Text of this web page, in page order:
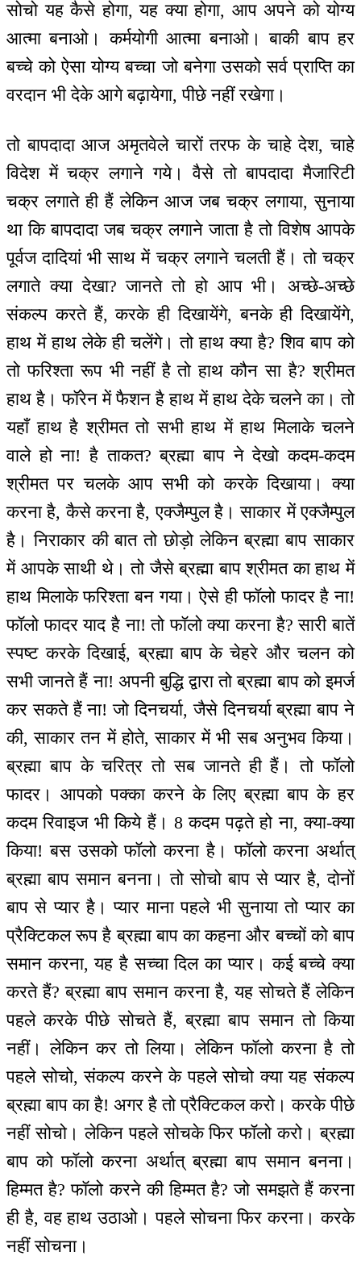
सोचो यह कैसे होगा, यह क्या होगा, आप अपने को योग्य
आत्मा बनाओ। कर्मयोगी आत्मा बनाओ। बाकी बाप हर
बच्चे को ऐसा योग्य बच्चा जो बनेगा उसको सर्व प्राप्ति का
वरदान भी देके आगे बढ़ायेगा, पीछे नहीं रखेगा।
तो बापदादा आज अमृतवेले चारों तरफ के चाहे देश, चाहे
विदेश में चक्र लगाने गये। वैसे तो बापदादा मैजारिटी
चक्र लगाते ही हैं लेकिन आज जब चक्र लगाया, सुनाया
था कि बापदादा जब चक्र लगाने जाता है तो विशेष आपके
पूर्वज दादियां भी साथ में चक्र लगाने चलती हैं। तो चक्र
लगाते क्या देखा? जानते तो हो आप भी। अच्छे-अच्छे
संकल्प करते हैं, करके ही दिखायेंगे, बनके ही दिखायेंगे,
हाथ में हाथ लेके ही चलेंगे। तो हाथ क्या है? शिव बाप को
तो फरिश्ता रूप भी नहीं है तो हाथ कौन सा है? श्रीमत
हाथ है। फॉरेन में फैशन है हाथ में हाथ देके चलने का। तो
यहाँ हाथ है श्रीमत तो सभी हाथ में हाथ मिलाके चलने
वाले हो ना! है ताकत? ब्रह्मा बाप ने देखो कदम-कदम
श्रीमत पर चलके आप सभी को करके दिखाया। क्या
करना है, कैसे करना है, एक्जैम्पुल है। साकार में एक्जैम्पुल
है। निराकार की बात तो छोड़ो लेकिन ब्रह्मा बाप साकार
में आपके साथी थे। तो जैसे ब्रह्मा बाप श्रीमत का हाथ में
हाथ मिलाके फरिश्ता बन गया। ऐसे ही फॉलो फादर है ना!
फॉलो फादर याद है ना! तो फॉलो क्या करना है? सारी बातें
स्पष्ट करके दिखाई, ब्रह्मा बाप के चेहरे और चलन को
सभी जानते हैं ना! अपनी बुद्धि द्वारा तो ब्रह्मा बाप को इमर्ज
कर सकते हैं ना! जो दिनचर्या, जैसे दिनचर्या ब्रह्मा बाप ने
की, साकार तन में होते, साकार में भी सब अनुभव किया।
ब्रह्मा बाप के चरित्र तो सब जानते ही हैं। तो फॉलो
फादर। आपको पक्का करने के लिए ब्रह्मा बाप के हर
कदम रिवाइज भी किये हैं। 8 कदम पढ़ते हो ना, क्या-क्या
किया! बस उसको फॉलो करना है। फॉलो करना अर्थात्
ब्रह्मा बाप समान बनना। तो सोचो बाप से प्यार है, दोनों
बाप से प्यार है। प्यार माना पहले भी सुनाया तो प्यार का
प्रैक्टिकल रूप है ब्रह्मा बाप का कहना और बच्चों को बाप
समान करना, यह है सच्चा दिल का प्यार। कई बच्चे क्या
करते हैं? ब्रह्मा बाप समान करना है, यह सोचते हैं लेकिन
पहले करके पीछे सोचते हैं, ब्रह्मा बाप समान तो किया
नहीं। लेकिन कर तो लिया। लेकिन फॉलो करना है तो
पहले सोचो, संकल्प करने के पहले सोचो क्या यह संकल्प
ब्रह्मा बाप का है! अगर है तो प्रैक्टिकल करो। करके पीछे
नहीं सोचो। लेकिन पहले सोचके फिर फॉलो करो। ब्रह्मा
बाप को फॉलो करना अर्थात् ब्रह्मा बाप समान बनना।
हिम्मत है? फॉलो करने की हिम्मत है? जो समझते हैं करना
ही है, वह हाथ उठाओ। पहले सोचना फिर करना। करके
नहीं सोचना।